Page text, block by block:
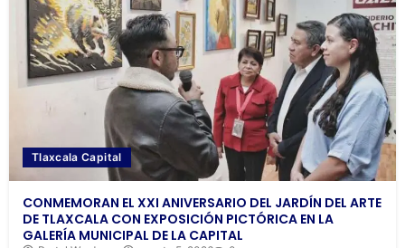
Tlaxcala Capital
CONMEMORAN EL XXI ANIVERSARIO DEL JARDÍN DEL ARTE
DE TLAXCALA CON EXPOSICIÓN PICTÓRICA EN LA
GALERÍA MUNICIPAL DE LA CAPITAL